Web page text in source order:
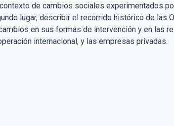
de cambios sociales experimentados
lugar, describir el recorrido histórico de las
en sus formas de intervención y en las
internacional, y las empresas privadas.